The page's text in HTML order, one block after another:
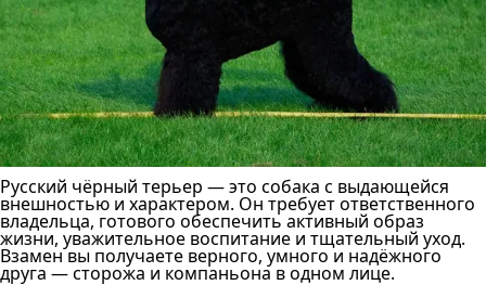
Русский чёрный терьер — это собака с выдающейся
внешностью и характером. Он требует ответственного
владельца, готового обеспечить активный образ
жизни, уважительное воспитание и тщательный уход.
Взамен вы получаете верного, умного и надёжного
друга — сторожа и компаньона в одном лице.